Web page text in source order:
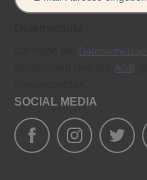
AGB
SOCIAL MEDIA